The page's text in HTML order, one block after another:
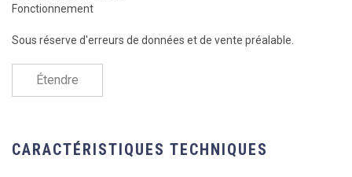
Fonctionnement
Sous réserve d'erreurs de données et de vente préalable.
Étendre
CARACTÉRISTIQUES TECHNIQUES